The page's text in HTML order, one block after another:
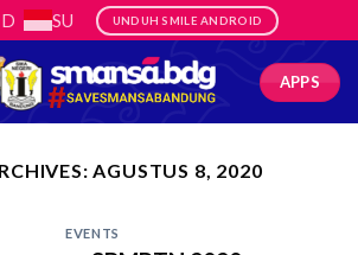
SU UNDUH SMILE ANDROID
APPS
AGUSTUS 8, 2020
EVENTS